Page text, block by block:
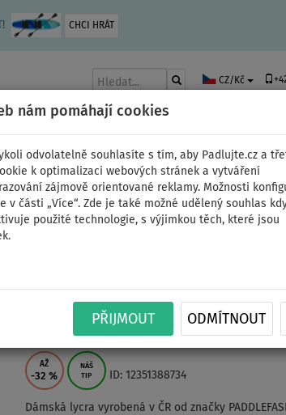
CHCI HRÁT
nám pomáhají cookies
odvolatelně souhlasíte s tím, aby Padlujte.cz a
k optimalizaci webových stránek a vytváření
zájmově orientované reklamy. Možnosti
v části „Více“. Zde je také možné udělený souhlas
použité technologie, s výjimkou těch, které jsou
PŘIJMOUT ODMÍTNOUT
CZ/Kč
PÁDLA PLACHTY OBLEČENÍ
Tričko dámské
krátký rukáv - velikost:
AŽ
-32 %
NÁŠ
TIP
ID: 12351388734
Dámská lycra vyrobená v ČR od značky